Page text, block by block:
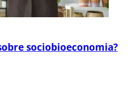
sociobioeconomia?